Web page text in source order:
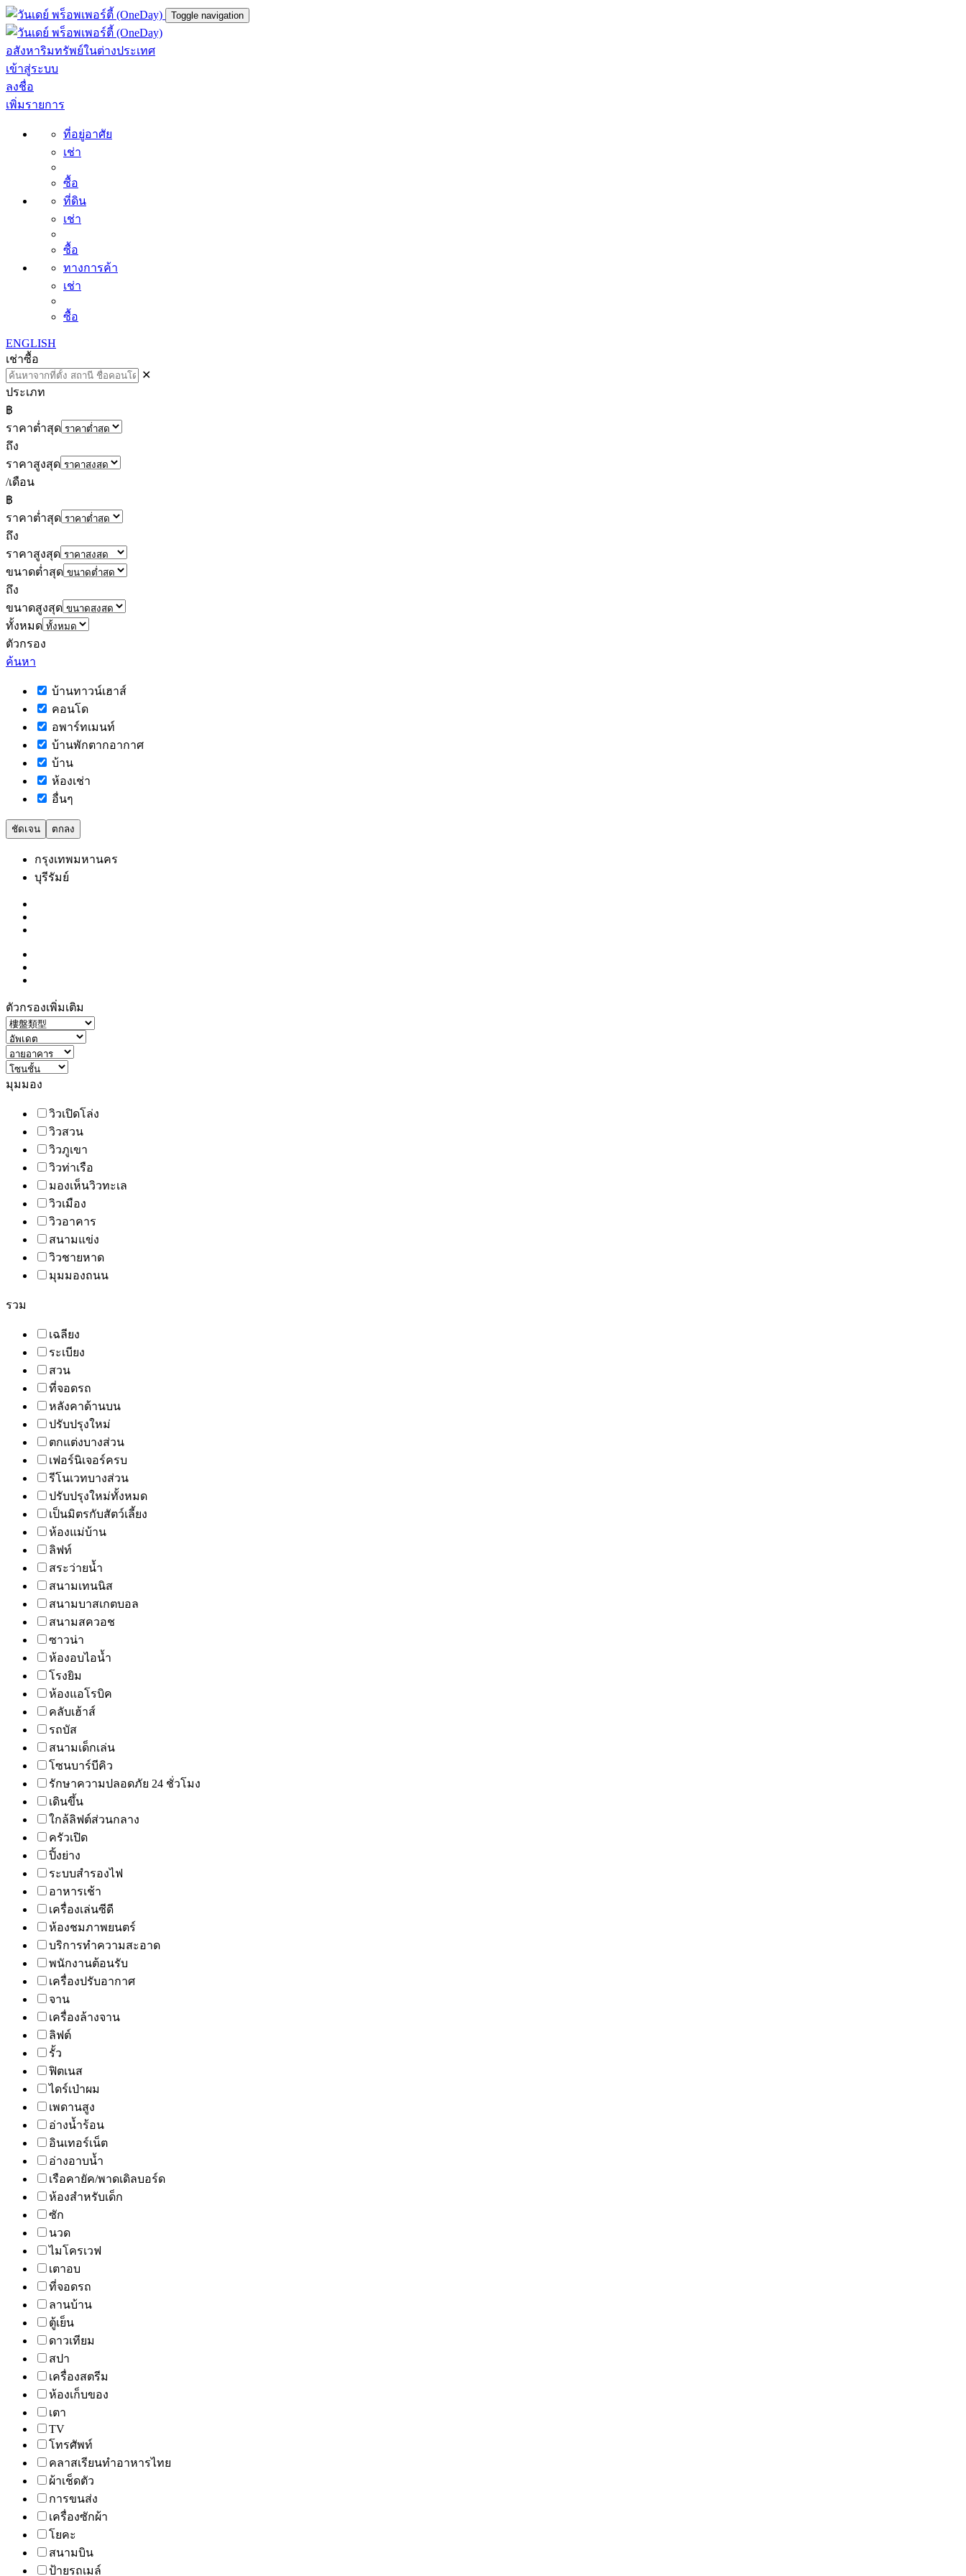
Toggle navigation
อสังหาริมทรัพย์ในต่างประเทศ
เข้าสู่ระบบ
ลงชื่อ
เพิ่มรายการ
ที่อยู่อาศัย
เช่า
ซื้อ
ที่ดิน
เช่า
ซื้อ
ทางการค้า
เช่า
ซื้อ
ENGLISH
เช่าซื้อ
✕
ประเภท
฿
ราคาต่ำสุด
ถึง
ราคาสูงสุด
/เดือน
฿
ราคาต่ำสุด
ถึง
ราคาสูงสุด
ขนาดต่ำสุด
ถึง
ขนาดสูงสุด
ทั้งหมด
ตัวกรอง
ค้นหา
บ้านทาวน์เฮาส์
คอนโด
อพาร์ทเมนท์
บ้านพักตากอากาศ
บ้าน
ห้องเช่า
อื่นๆ
ชัดเจน ตกลง
กรุงเทพมหานคร
บุรีรัมย์
ตัวกรองเพิ่มเติม
มุมมอง
วิวเปิดโล่ง
วิวสวน
วิวภูเขา
วิวท่าเรือ
มองเห็นวิวทะเล
วิวเมือง
วิวอาคาร
สนามแข่ง
วิวชายหาด
มุมมองถนน
รวม
เฉลียง
ระเบียง
สวน
ที่จอดรถ
หลังคาด้านบน
ปรับปรุงใหม่
ตกแต่งบางส่วน
เฟอร์นิเจอร์ครบ
รีโนเวทบางส่วน
ปรับปรุงใหม่ทั้งหมด
เป็นมิตรกับสัตว์เลี้ยง
ห้องแม่บ้าน
ลิฟท์
สระว่ายน้ำ
สนามเทนนิส
สนามบาสเกตบอล
สนามสควอช
ซาวน่า
ห้องอบไอน้ำ
โรงยิม
ห้องแอโรบิค
คลับเฮ้าส์
รถบัส
สนามเด็กเล่น
โซนบาร์บีคิว
รักษาความปลอดภัย 24 ชั่วโมง
เดินขึ้น
ใกล้ลิฟต์ส่วนกลาง
ครัวเปิด
ปิ้งย่าง
ระบบสำรองไฟ
อาหารเช้า
เครื่องเล่นซีดี
ห้องชมภาพยนตร์
บริการทำความสะอาด
พนักงานต้อนรับ
เครื่องปรับอากาศ
จาน
เครื่องล้างจาน
ลิฟต์
รั้ว
ฟิตเนส
ไดร์เป่าผม
เพดานสูง
อ่างน้ำร้อน
อินเทอร์เน็ต
อ่างอาบน้ำ
เรือคายัค/พาดเดิลบอร์ด
ห้องสำหรับเด็ก
ซัก
นวด
ไมโครเวฟ
เตาอบ
ที่จอดรถ
ลานบ้าน
ตู้เย็น
ดาวเทียม
สปา
เครื่องสตรีม
ห้องเก็บของ
เตา
TV
โทรศัพท์
คลาสเรียนทำอาหารไทย
ผ้าเช็ดตัว
การขนส่ง
เครื่องซักผ้า
โยคะ
สนามบิน
ป้ายรถเมล์